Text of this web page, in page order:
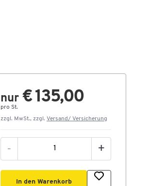
nur € 135,00
pro St.
zzgl. MwSt., zzgl. Versand/ Versicherung
- +
In den Warenkorb